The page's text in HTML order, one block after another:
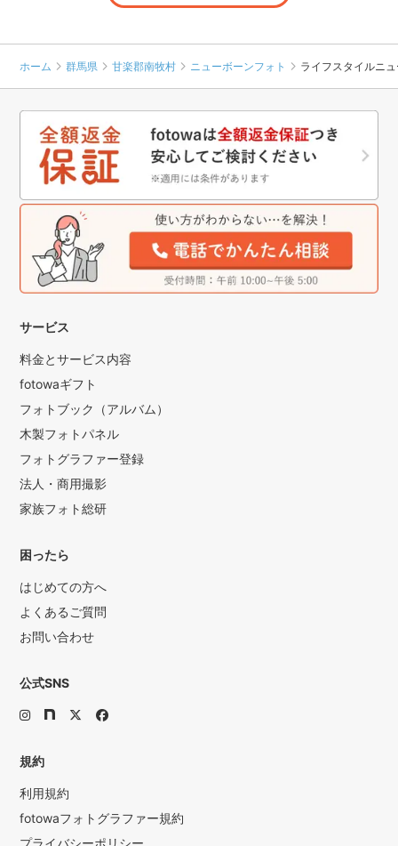
ホーム 群馬県 甘楽郡南牧村 ニューボーンフォト ライフスタイルニ
サービス
料金とサービス内容
fotowaギフト
フォトブック（アルバム）
木製フォトパネル
フォトグラファー登録
法人・商用撮影
家族フォト総研
困ったら
はじめての方へ
よくあるご質問
お問い合わせ
公式SNS
規約
利用規約
fotowaフォトグラファー規約
プライバシーポリシー